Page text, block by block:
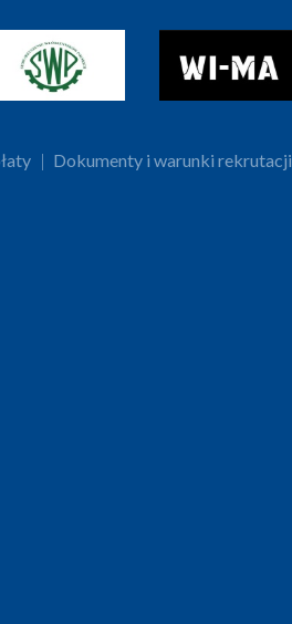
| Dokumenty i warunki rekrutacji